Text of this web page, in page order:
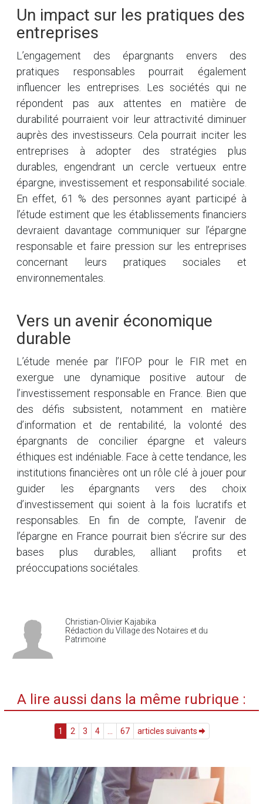
Un impact sur les pratiques des
entreprises
L’engagement des épargnants envers des
pratiques responsables pourrait également
influencer les entreprises. Les sociétés qui ne
répondent pas aux attentes en matière de
durabilité pourraient voir leur attractivité diminuer
auprès des investisseurs. Cela pourrait inciter les
entreprises à adopter des stratégies plus
durables, engendrant un cercle vertueux entre
épargne, investissement et responsabilité sociale.
En effet, 61 % des personnes ayant participé à
l’étude estiment que les établissements financiers
devraient davantage communiquer sur l’épargne
responsable et faire pression sur les entreprises
concernant leurs pratiques sociales et
environnementales.
Vers un avenir économique
durable
L’étude menée par l’IFOP pour le FIR met en
exergue une dynamique positive autour de
l’investissement responsable en France. Bien que
des défis subsistent, notamment en matière
d’information et de rentabilité, la volonté des
épargnants de concilier épargne et valeurs
éthiques est indéniable. Face à cette tendance, les
institutions financières ont un rôle clé à jouer pour
guider les épargnants vers des choix
d’investissement qui soient à la fois lucratifs et
responsables. En fin de compte, l’avenir de
l’épargne en France pourrait bien s’écrire sur des
bases plus durables, alliant profits et
préoccupations sociétales.
Christian-Olivier Kajabika
Rédaction du Village des Notaires et du
Patrimoine
A lire aussi dans la même rubrique :
1 2 3 4 67 articles suivants